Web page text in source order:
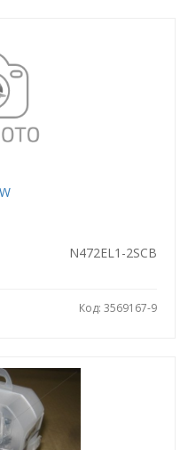
N472EL1-2SCB
Код: 3569167-9